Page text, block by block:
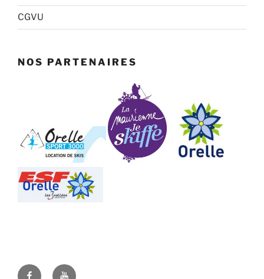
CGVU
NOS PARTENAIRES
FacebookYoutube